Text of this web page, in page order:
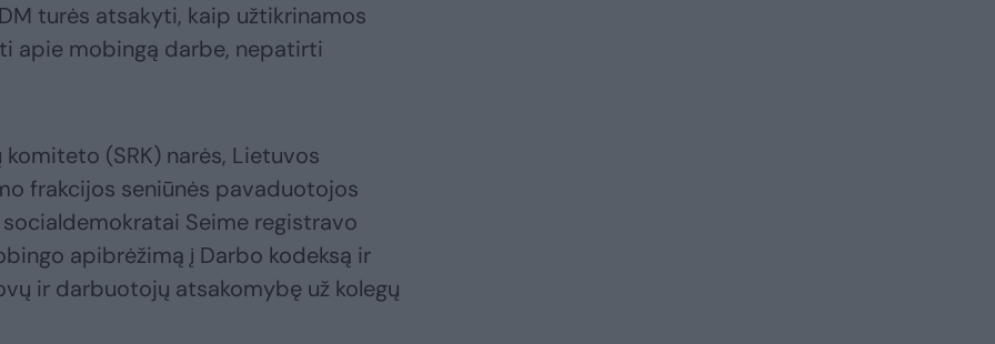
turės atsakyti, kaip užtikrinamos
apie mobingą darbe, nepatirti
(SRK) narės, Lietuvos
frakcijos seniūnės pavaduotojos
Seime registravo
apibrėžimą į Darbo kodeksą ir
ir darbuotojų atsakomybę už kolegų